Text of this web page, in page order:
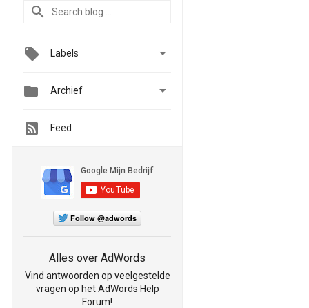
Labels 
 Archief 
Feed
Follow @adwords
Alles over AdWords
Vind antwoorden op veelgestelde
vragen op het AdWords Help
Forum!